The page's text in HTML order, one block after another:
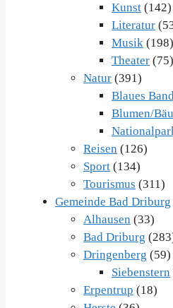
Kunst (142)
Literatur
Musik (198)
Theater (75)
Natur (391)
Blaues
Blumen/
Reisen (126)
Sport (134)
Tourismus (311)
Gemeinde Bad Driburg
Alhausen (33)
Bad Driburg
Dringenberg (59)
Siebenstern
Erpentrup (18)